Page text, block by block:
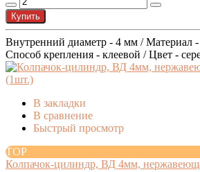
Купить
Внутренний диаметр - 4 мм / Материал
Способ крепления - клеевой / Цвет -
В закладки
В сравнение
Быстрый просмотр
TOP
Колпачок-цилиндр, ВД 4мм,